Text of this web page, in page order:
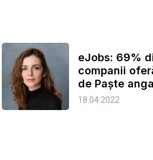
eJobs: 69%
companii
de Paște
18.04.2022